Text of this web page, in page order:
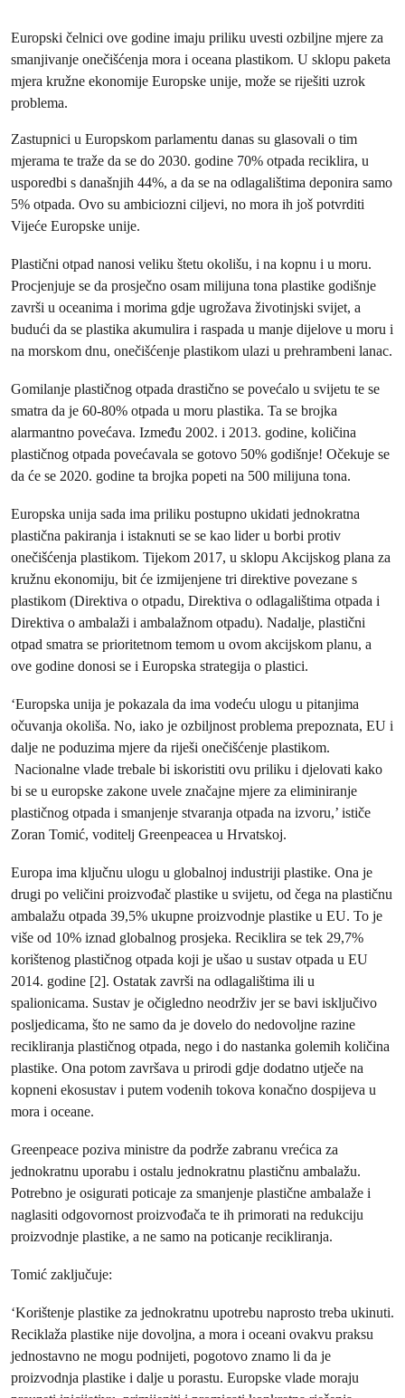
Europski čelnici ove godine imaju priliku uvesti ozbiljne mjere za
smanjivanje onečišćenja mora i oceana plastikom. U sklopu paketa
mjera kružne ekonomije Europske unije, može se riješiti uzrok
problema.
Zastupnici u Europskom parlamentu danas su glasovali o tim
mjerama te traže da se do 2030. godine 70% otpada reciklira, u
usporedbi s današnjih 44%, a da se na odlagalištima deponira samo
5% otpada. Ovo su ambiciozni ciljevi, no mora ih još potvrditi
Vijeće Europske unije.
Plastični otpad nanosi veliku štetu okolišu, i na kopnu i u moru.
Procjenjuje se da prosječno osam milijuna tona plastike godišnje
završi u oceanima i morima gdje ugrožava životinjski svijet, a
budući da se plastika akumulira i raspada u manje dijelove u moru i
na morskom dnu, onečišćenje plastikom ulazi u prehrambeni lanac.
Gomilanje plastičnog otpada drastično se povećalo u svijetu te se
smatra da je 60-80% otpada u moru plastika. Ta se brojka
alarmantno povećava. Između 2002. i 2013. godine, količina
plastičnog otpada povećavala se gotovo 50% godišnje! Očekuje se
da će se 2020. godine ta brojka popeti na 500 milijuna tona.
Europska unija sada ima priliku postupno ukidati jednokratna
plastična pakiranja i istaknuti se se kao lider u borbi protiv
onečišćenja plastikom. Tijekom 2017, u sklopu Akcijskog plana za
kružnu ekonomiju, bit će izmijenjene tri direktive povezane s
plastikom (Direktiva o otpadu, Direktiva o odlagalištima otpada i
Direktiva o ambalaži i ambalažnom otpadu). Nadalje, plastični
otpad smatra se prioritetnom temom u ovom akcijskom planu, a
ove godine donosi se i Europska strategija o plastici.
‘Europska unija je pokazala da ima vodeću ulogu u pitanjima
očuvanja okoliša. No, iako je ozbiljnost problema prepoznata, EU i
dalje ne poduzima mjere da riješi onečišćenje plastikom.
Nacionalne vlade trebale bi iskoristiti ovu priliku i djelovati kako
bi se u europske zakone uvele značajne mjere za eliminiranje
plastičnog otpada i smanjenje stvaranja otpada na izvoru,’ ističe
Zoran Tomić, voditelj Greenpeacea u Hrvatskoj.
Europa ima ključnu ulogu u globalnoj industriji plastike. Ona je
drugi po veličini proizvođač plastike u svijetu, od čega na plastičnu
ambalažu otpada 39,5% ukupne proizvodnje plastike u EU. To je
više od 10% iznad globalnog prosjeka. Reciklira se tek 29,7%
korištenog plastičnog otpada koji je ušao u sustav otpada u EU
2014. godine [2]. Ostatak završi na odlagalištima ili u
spalionicama. Sustav je očigledno neodrživ jer se bavi isključivo
posljedicama, što ne samo da je dovelo do nedovoljne razine
recikliranja plastičnog otpada, nego i do nastanka golemih količina
plastike. Ona potom završava u prirodi gdje dodatno utječe na
kopneni ekosustav i putem vodenih tokova konačno dospijeva u
mora i oceane.
Greenpeace poziva ministre da podrže zabranu vrećica za
jednokratnu uporabu i ostalu jednokratnu plastičnu ambalažu.
Potrebno je osigurati poticaje za smanjenje plastične ambalaže i
naglasiti odgovornost proizvođača te ih primorati na redukciju
proizvodnje plastike, a ne samo na poticanje recikliranja.
Tomić zaključuje:
‘Korištenje plastike za jednokratnu upotrebu naprosto treba ukinuti.
Reciklaža plastike nije dovoljna, a mora i oceani ovakvu praksu
jednostavno ne mogu podnijeti, pogotovo znamo li da je
proizvodnja plastike i dalje u porastu. Europske vlade moraju